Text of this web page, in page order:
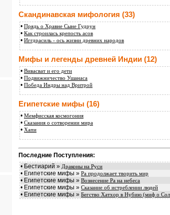
Скандинавская мифология (33)
• Прядь о Хравне Сыне Гудрун
• Как строилась крепость асов
• Иггдрасиль - ось жизни древних народов
Мифы и легенды древней Индии (12)
• Вивасват и его дети
• Подвижничество Ушанаса
• Победа Индры над Вритрой
Египетские мифы (16)
• Мемфисская космогония
• Сказания о сотворении мира
• Хапи
Последние Поступления:
• Бестиарий » Драконы на Руси
• Египетские мифы » Pa продолжает творить мир
• Египетские мифы » Вознесение Ра на небеса
• Египетские мифы » Сказание об истреблении людей
• Египетские мифы » Бегство Хатхор в Нубию (миф о